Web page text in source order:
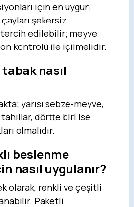
için en uygun
şekersiz
edilebilir; meyve
kontrolü ile içilmelidir.
tabak nasıl
yarısı sebze-meyve,
dörtte biri ise
olmalıdır.
beslenme
nasıl uygulanır?
olarak, renkli ve çeşitli
Paketli